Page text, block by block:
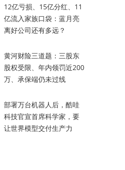
12亿亏损、15亿分红、11
亿流入家族口袋：蓝月亮
离好公司还有多远？
黄河财险三道题：三股东
股权受限、年内领罚近200
万、承保端仍未过线
部署万台机器人后，酷哇
科技官宣首席科学家，要
让世界模型交付生产力